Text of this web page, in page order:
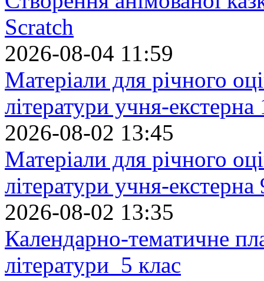
Scratch
2026-08-04 11:59
Матеріали для річного
літератури учня-екстерна
2026-08-02 13:45
Матеріали для річного
літератури учня-екстерна
2026-08-02 13:35
Календарно-тематичне
літератури 5 клас